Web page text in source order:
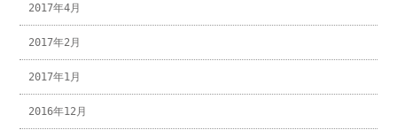
2017年4月
2017年2月
2017年1月
2016年12月